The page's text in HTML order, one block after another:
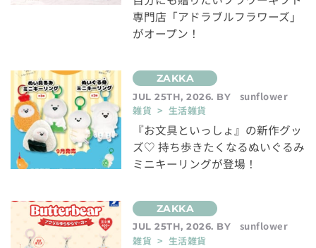
専門店「アドラブルフラワーズ」
がオープン！
JUL 25TH, 2026. BY
sunflower
雑貨 > 生活雑貨
『お文具といっしょ』の新作グッ
ズ♡ 持ち歩きたくなるぬいぐるみ
ミニキーリングが登場！
JUL 25TH, 2026. BY
sunflower
雑貨 > 生活雑貨